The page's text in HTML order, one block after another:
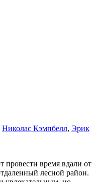
Николас Кэмпбелл, Эрик
время вдали от
лесной район.